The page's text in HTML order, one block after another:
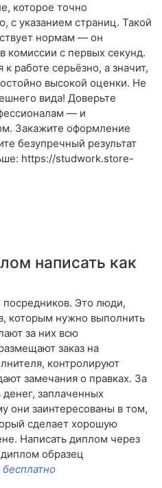
которое точно
с указанием страниц. Такой
нормам — он
комиссии с первых секунд.
работе серьёзно, а значит,
высокой оценки. Не
вида! Доверьте
— и
Закажите оформление
безупречный результат
https://studwork.store-
написать как
Это люди,
которым нужно выполнить
за них всю
заказ на
контролируют
замечания о правках. За
денег, заплаченных
они заинтересованы в том,
сделает хорошую
Написать диплом через
образец